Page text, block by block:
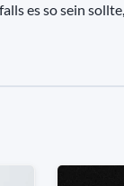
es so sein